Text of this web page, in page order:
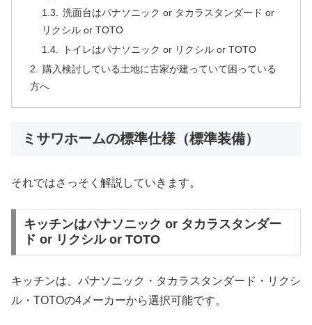
洗面台はパナソニック or タカラスタンダード or
リクシル or TOTO
トイレはパナソニック or リクシル or TOTO
購入検討している土地に古家が建っていて困っている
方へ
ミサワホームの標準仕様（標準装備）
それではさっそく解説していきます。
キッチンはパナソニック or タカラスタンダー
ド or リクシル or TOTO
キッチンは、パナソニック・タカラスタンダード・リクシ
ル・TOTOの4メーカーから選択可能です。